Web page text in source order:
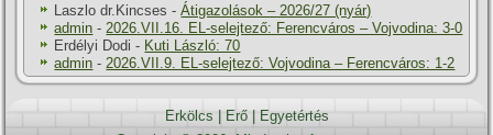
Laszlo dr.Kincses -Átigazolások – 2026/27 (nyár)
admin -2026.VII.16. EL-selejtező: Ferencváros – Vojvodina: 3-0
Erdélyi Dodi - Kuti László: 70
admin -2026.VII.9. EL-selejtező: Vojvodina – Ferencváros: 1-2
Erkölcs Erő|
Egyetértés